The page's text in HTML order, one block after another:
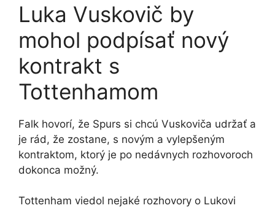
Luka Vuskovič by
mohol podpísať nový
kontrakt s
Tottenhamom
Falk hovorí, že Spurs si chcú Vuskoviča udržať a
je rád, že zostane, s novým a vylepšeným
kontraktom, ktorý je po nedávnych rozhovoroch
dokonca možný.
Tottenham viedol nejaké rozhovory o Lukovi